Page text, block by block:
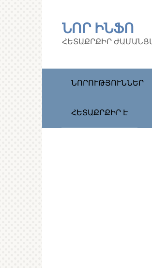
ՆՈՐ ԻՆՖՈ
ՀԵՏԱՔՐՔԻՐ
ՆՈՐՈՒԹՅՈՒՆՆԵՐ
ՀԵՏԱՔՐՔԻՐ Է